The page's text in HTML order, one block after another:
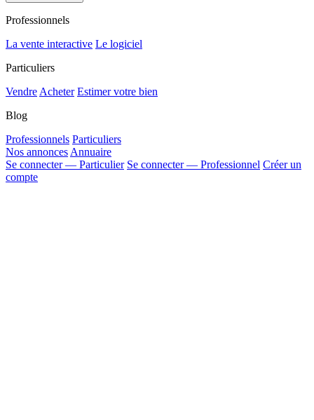
Professionnels
La vente interactive Le logiciel
Particuliers
Vendre Acheter Estimer votre bien
Blog
Professionnels Particuliers
Nos annonces Annuaire
Se connecter — Particulier Se connecter — Professionnel Créer un
compte